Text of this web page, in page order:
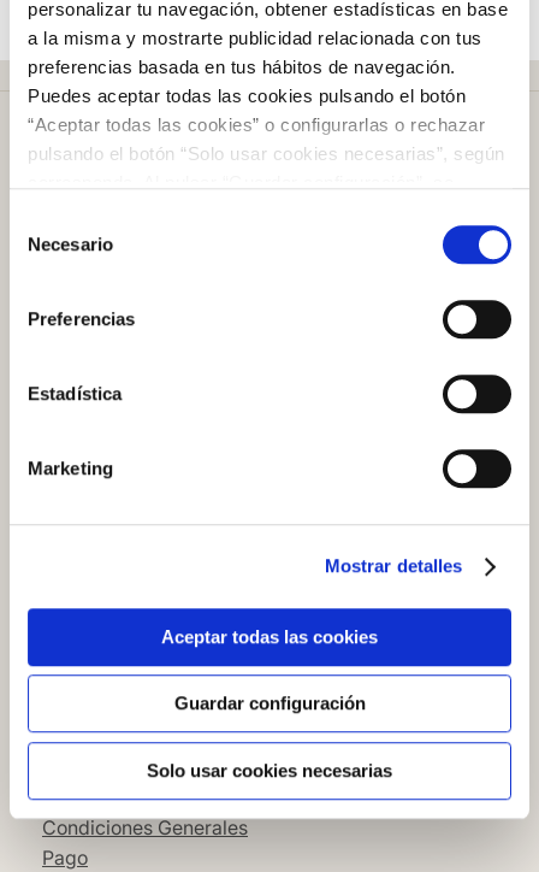
personalizar tu navegación, obtener estadísticas en base
a la misma y mostrarte publicidad relacionada con tus
preferencias basada en tus hábitos de navegación.
Puedes aceptar todas las cookies pulsando el botón
“Aceptar todas las cookies” o configurarlas o rechazar
pulsando el botón “Solo usar cookies necesarias”, según
no has seleccionado ninguna opción, pulsar este botón
equivaldrá a rechazar todas las cookies. Si deseas
obtener más información consulta nuestra Política de
Cookiesaquí
Necesario
Preferencias
Estadística
Marketing
Mostrar detalles
Aceptar todas las cookies
Guardar configuración
Solo usar cookies necesarias
Atención al cliente
Cómo colocar papel pintado
Simbología del papel pintado
Cookies
Política de privacidad
Guía de compra
Aviso Legal
Condiciones Generales
Pago